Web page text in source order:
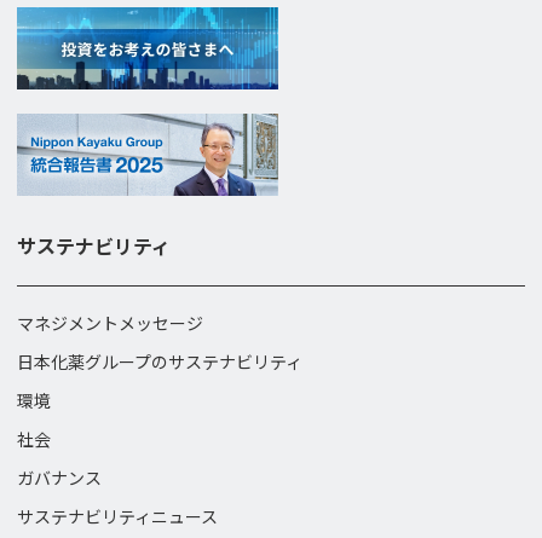
サステナビリティ
マネジメントメッセージ
日本化薬グループのサステナビリティ
環境
社会
ガバナンス
サステナビリティニュース